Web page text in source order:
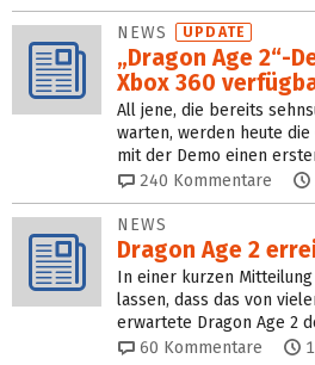
NEWS UPDATE
„Dragon Age 2“-
Xbox 360
All jene, die bereits
warten, werden heute
mit der Demo einen
240 Kommentare
NEWS
Dragon Age 2
In einer kurzen
lassen, dass das von
erwartete Dragon Age 2
60 Kommentare